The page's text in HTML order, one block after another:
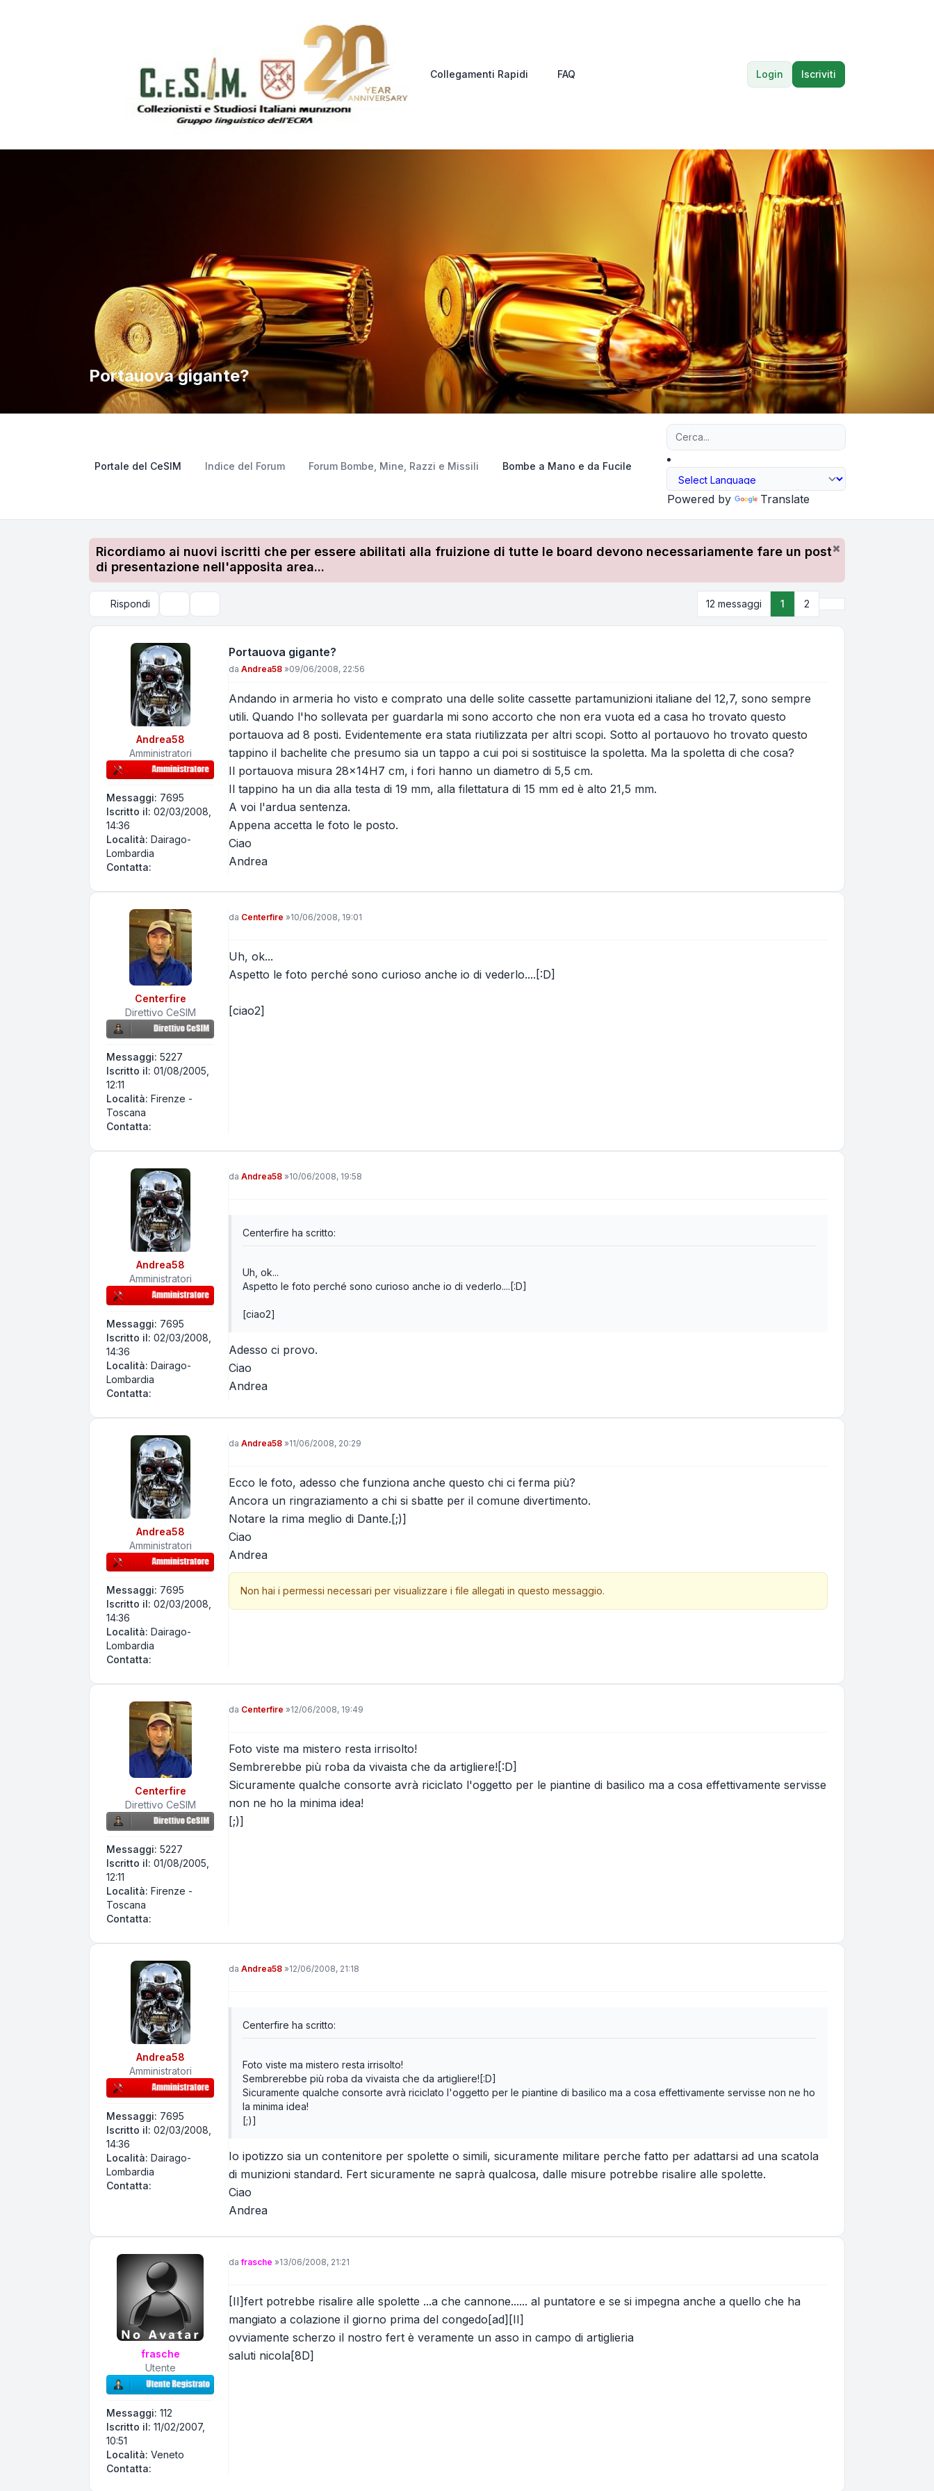
Collegamenti Rapidi FAQ Login Iscriviti
Portauova gigante?
Portale del CeSIM Indice del Forum Forum Bombe, Mine, Razzi e Missili Bombe a Mano e da Fucile
Powered by Translate
Ricordiamo ai nuovi iscritti che per essere abilitati alla fruizione di tutte le board devono necessariamente fare un post
di presentazione nell'apposita area...
Rispondi 12 messaggi 1 2
Andrea58
Amministratori
Messaggi: 7695
Iscritto il: 02/03/2008,
14:36
Località: Dairago-
Lombardia
Contatta:
Contatta Andrea58
Portauova gigante?
Messaggio
da Andrea58 »09/06/2008, 22:56
Andando in armeria ho visto e comprato una delle solite cassette partamunizioni italiane del 12,7, sono sempre
utili. Quando l'ho sollevata per guardarla mi sono accorto che non era vuota ed a casa ho trovato questo
portauova ad 8 posti. Evidentemente era stata riutilizzata per altri scopi. Sotto al portauovo ho trovato questo
tappino il bachelite che presumo sia un tappo a cui poi si sostituisce la spoletta. Ma la spoletta di che cosa?
Il portauova misura 28x14H7 cm, i fori hanno un diametro di 5,5 cm.
Il tappino ha un dia alla testa di 19 mm, alla filettatura di 15 mm ed è alto 21,5 mm.
A voi l'ardua sentenza.
Appena accetta le foto le posto.
Ciao
Andrea
Centerfire
Direttivo CeSIM
Messaggi: 5227
Iscritto il: 01/08/2005,
12:11
Località: Firenze -
Toscana
Contatta:
Messaggio
da Centerfire »10/06/2008, 19:01
Uh, ok...
Aspetto le foto perché sono curioso anche io di vederlo....[:D]
[ciao2]
Andrea58
Amministratori
Messaggi: 7695
Iscritto il: 02/03/2008,
14:36
Località: Dairago-
Lombardia
Contatta:
Contatta Andrea58
Messaggio
da Andrea58 »10/06/2008, 19:58
Centerfire ha scritto:
Uh, ok...
Aspetto le foto perché sono curioso anche io di vederlo....[:D]
[ciao2]
Adesso ci provo.
Ciao
Andrea
Andrea58
Amministratori
Messaggi: 7695
Iscritto il: 02/03/2008,
14:36
Località: Dairago-
Lombardia
Contatta:
Messaggio
da Andrea58 »11/06/2008, 20:29
Ecco le foto, adesso che funziona anche questo chi ci ferma più?
Ancora un ringraziamento a chi si sbatte per il comune divertimento.
Notare la rima meglio di Dante.[;)]
Ciao
Andrea
Non hai i permessi necessari per visualizzare i file allegati in questo messaggio.
Centerfire
Direttivo CeSIM
Messaggi: 5227
Iscritto il: 01/08/2005,
12:11
Località: Firenze -
Toscana
Contatta:
Messaggio
da Centerfire »12/06/2008, 19:49
Foto viste ma mistero resta irrisolto!
Sembrerebbe più roba da vivaista che da artigliere![:D]
Sicuramente qualche consorte avrà riciclato l'oggetto per le piantine di basilico ma a cosa effettivamente servisse
non ne ho la minima idea!
[;)]
Andrea58
Amministratori
Messaggi: 7695
Iscritto il: 02/03/2008,
14:36
Località: Dairago-
Lombardia
Contatta:
Messaggio
da Andrea58 »12/06/2008, 21:18
Centerfire ha scritto:
Foto viste ma mistero resta irrisolto!
Sembrerebbe più roba da vivaista che da artigliere![:D]
Sicuramente qualche consorte avrà riciclato l'oggetto per le piantine di basilico ma a cosa effettivamente servisse non ne ho
la minima idea!
[;)]
Io ipotizzo sia un contenitore per spolette o simili, sicuramente militare perche fatto per adattarsi ad una scatola
di munizioni standard. Fert sicuramente ne saprà qualcosa, dalle misure potrebbe risalire alle spolette.
Ciao
Andrea
frasche
Utente
Messaggi: 112
Iscritto il: 11/02/2007,
10:51
Località: Veneto
Contatta:
Messaggio
dafrasche »13/06/2008, 21:21
[II]fert potrebbe risalire alle spolette ...a che cannone...... al puntatore e se si impegna anche a quello che ha
mangiato a colazione il giorno prima del congedo[ad][II]
ovviamente scherzo il nostro fert è veramente un asso in campo di artiglieria
saluti nicola[8D]